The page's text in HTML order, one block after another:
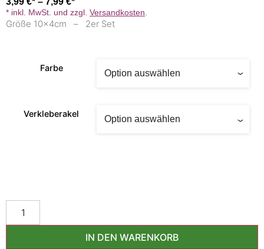
* inkl. MwSt. und zzgl. Versandkosten
Größe 10x4cm – 2er Set
Farbe
Verkleberakel
IN DEN WARENKORB